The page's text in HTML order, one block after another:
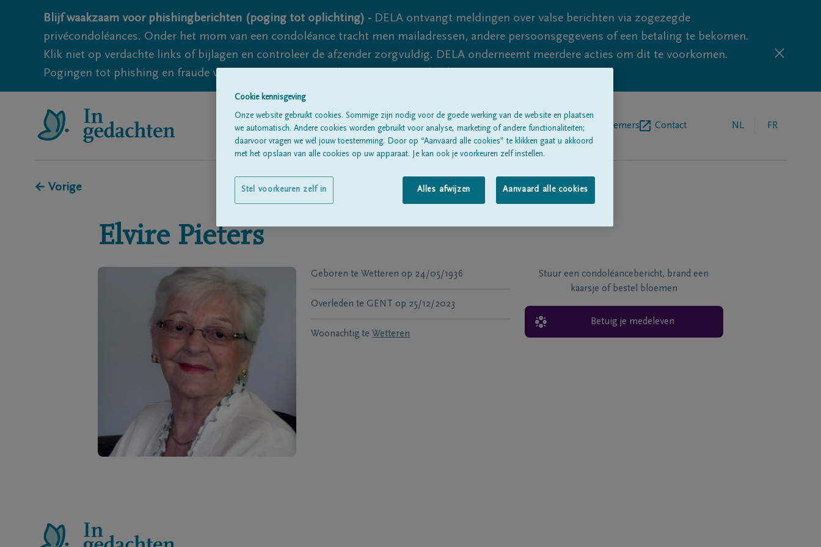
Blijf waakzaam voor phishingberichten (poging tot oplichting) - DELA ontvangt meldingen over valse berichten via zogezegde
privécondoléances. Onder het mom van een condoléance tracht men mailadressen, andere persoonsgegevens of een betaling te bekomen.
Klik niet op verdachte links of bijlagen en controleer de afzender zorgvuldig. DELA onderneemt meerdere acties om dit te voorkomen.
Pogingen tot phishing en fraude vallen echter nooit volledig uit te sluiten, dus blijf waakzaam.
Alle rouwberichtenOver onsBegrafenisondernemers Contact NL FR
← Vorige
Elvire Pieters
Geboren te Wetteren op 24/05/1936
Overleden te GENT op 25/12/2023
Woonachtig te Wetteren
Stuur een condoléancebericht, brand een
kaarsje of bestel bloemen
Betuig je medeleven
Cookie kennisgeving
Onze website gebruikt cookies. Sommige zijn nodig voor de goede werking van de website en plaatsen
we automatisch. Andere cookies worden gebruikt voor analyse, marketing of andere functionaliteiten;
daarvoor vragen we wél jouw toestemming. Door op “Aanvaard alle cookies” te klikken gaat u akkoord
met het opslaan van alle cookies op uw apparaat. Je kan ook je voorkeuren zelf instellen.
Alles afwijzen Aanvaard alle cookies
Stel voorkeuren zelf in